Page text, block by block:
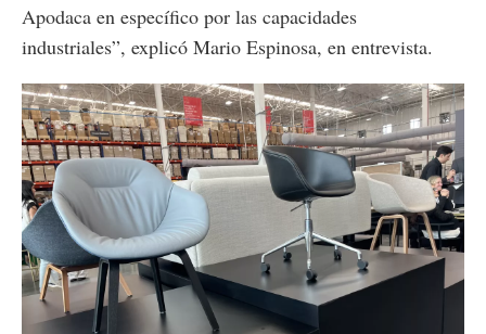
Apodaca en específico por las capacidades
industriales”, explicó Mario Espinosa, en entrevista.